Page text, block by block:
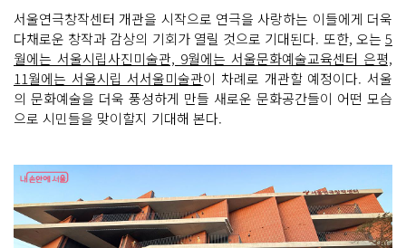
0
2
석)
공
연 의
상
과 소
품
으
로
험
을 해
볼 수 있
는
리
스
테
서울연극창작센터 개관을 시작으로 연극을 사랑하는 이들에게 더욱
다채로운 창작과 감상의 기회가 열릴 것으로 기대된다. 또한, 오는 5
월에는 서울시립사진미술관, 9월에는 서울문화예술교육센터 은평,
11월에는 서울시립 서서울미술관이 차례로 개관할 예정이다. 서울
의 문화예술을 더욱 풍성하게 만들 새로운 문화공간들이 어떤 모습
으로 시민들을 맞이할지 기대해 본다.